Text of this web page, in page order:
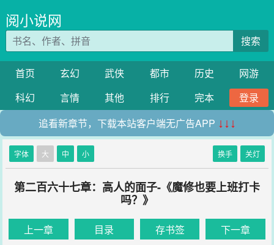
阅小说网
搜索
首页 玄幻 武侠 都市 历史
网游
科幻
言情 其他 排行 完本
登录
追看新章节，下载本站客户端无广告APP ↓↓↓
字体 大 中 小 换手 关灯
第二百六十七章：高人的面子-《魔修也要上班打卡
吗？》
上一章 目录 存书签 下一章